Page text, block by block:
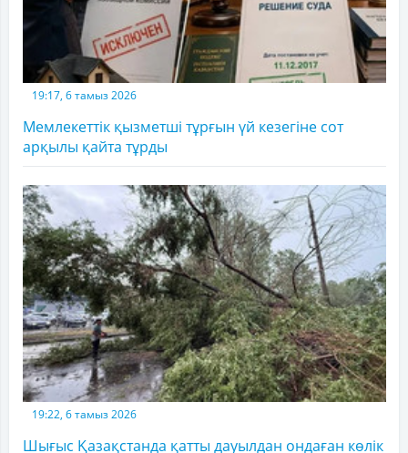
19:17, 6 тамыз 2026
Мемлекеттік қызметші тұрғын үй кезегіне сот
арқылы қайта тұрды
19:22, 6 тамыз 2026
Шығыс Қазақстанда қатты дауылдан ондаған көлік